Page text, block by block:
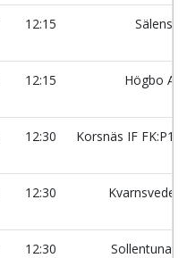
12:15 Sälens
12:15 Högbo
12:30 Korsnäs IF
12:30
12:30 Sollentuna